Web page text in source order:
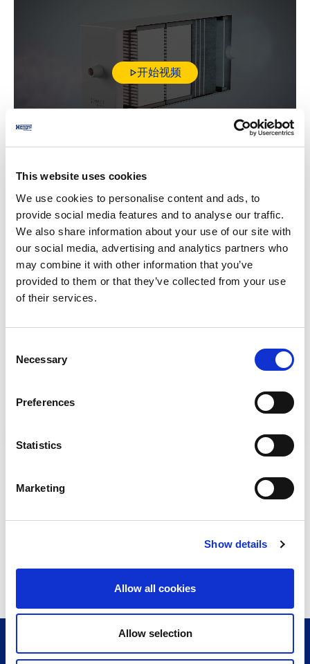
This website uses cookies
We use cookies to personalise content and ads, to
provide social media features and to analyse our traffic.
We also share information about your use of our site with
our social media, advertising and analytics partners who
may combine it with other information that you’ve
provided to them or that they’ve collected from your use
of their services.
Selection
Necessary
Preferences
Statistics
Marketing
Show details
Allow all cookies
Allow selection
开始视频
更多产品
您可能也会对此感兴趣：
请随时与我们联系：